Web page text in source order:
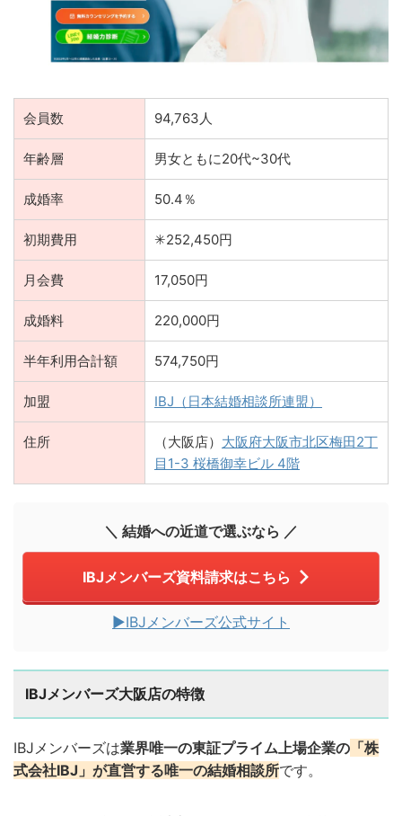
会員数 94,763人
年齢層 男女ともに20代~30代
成婚率 50.4％
初期費用 ✳︎252,450円
月会費 17,050円
成婚料 220,000円
半年利用合計額 574,750円
加盟 IBJ（日本結婚相談所連盟）
住所 （大阪店） 大阪府大阪市北区梅田2丁
目1-3 桜橋御幸ビル 4階
＼ 結婚への近道で選ぶなら ／
IBJメンバーズ資料請求はこちら
▶︎IBJメンバーズ公式サイト
IBJメンバーズ大阪店の特徴
IBJメンバーズは業界唯一の東証プライム上場企業の 「株
式会社IBJ」が直営する唯一の結婚相談所です。